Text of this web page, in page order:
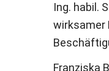
Ing. habil.
wirksamer
Franziska